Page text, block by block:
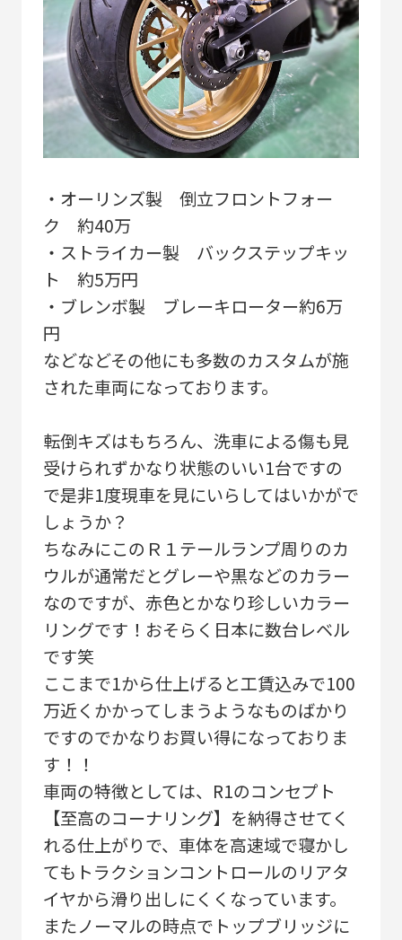
・オーリンズ製 倒立フロントフォー
ク 約40万
・ストライカー製 バックステップキッ
ト 約5万円
・ブレンボ製 ブレーキローター約6万
円
などなどその他にも多数のカスタムが施
された車両になっております。
転倒キズはもちろん、洗車による傷も見
受けられずかなり状態のいい1台ですの
で是非1度現車を見にいらしてはいかがで
しょうか？
ちなみにこのＲ１テールランプ周りのカ
ウルが通常だとグレーや黒などのカラー
なのですが、赤色とかなり珍しいカラー
リングです！おそらく日本に数台レベル
です笑
ここまで1から仕上げると工賃込みで100
万近くかかってしまうようなものばかり
ですのでかなりお買い得になっておりま
す！！
車両の特徴としては、R1のコンセプト
【至高のコーナリング】を納得させてく
れる仕上がりで、車体を高速域で寝かし
てもトラクションコントロールのリアタ
イヤから滑り出しにくくなっています。
またノーマルの時点でトップブリッジに